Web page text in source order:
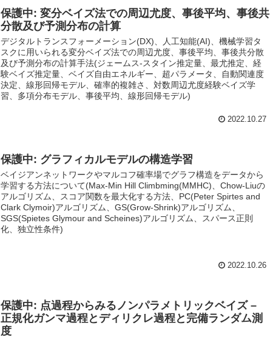
保護中: 変分ベイズ法での周辺尤度、事後平均、事後共
分散及び予測分布の計算
デジタルトランスフォーメーション(DX)、人工知能(AI)、機械学習タ
スクに用いられる変分ベイズ法での周辺尤度、事後平均、事後共分散
及び予測分布の計算手法(ジェームス-スタイン推定量、最尤推定、経
験ベイズ推定量、ベイズ自由エネルギー、超パラメータ、自動関連度
決定、線形回帰モデル、確率的複雑さ、対数周辺尤度経験ベイズ学
習、多項分布モデル、事後平均、線形回帰モデル)
2022.10.27
保護中: グラフィカルモデルの構造学習
ベイジアンネットワークやマルコフ確率場でグラフ構造をデータから
学習する方法について(Max-Min Hill Climbming(MMHC)、Chow-Liuの
アルゴリズム、スコア関数を最大化する方法、PC(Peter Spirtes and
Clark Clymoir)アルゴリズム、GS(Grow-Shrink)アルゴリズム、
SGS(Spietes Glymour and Scheines)アルゴリズム、スパース正則
化、独立性条件)
2022.10.26
保護中: 点過程からみるノンパラメトリックベイズ –
正規化ガンマ過程とディリクレ過程と完備ランダム測
度